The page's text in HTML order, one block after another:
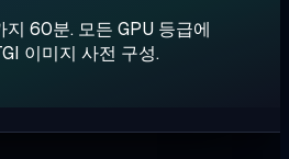
60분. 모든 GPU 등급에
이미지 사전 구성.